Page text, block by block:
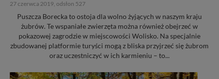
27 czerwca 2019, odsłon 527
Puszcza Borecka to ostoja dla wolno żyjących w naszym kraju
żubrów. Te wspaniałe zwierzęta można również obejrzeć w
pokazowej zagrodzie w miejscowości Wolisko. Na specjalnie
zbudowanej platformie turyści mogą z bliska przyjrzeć się żubrom
oraz uczestniczyć w ich karmieniu – to...